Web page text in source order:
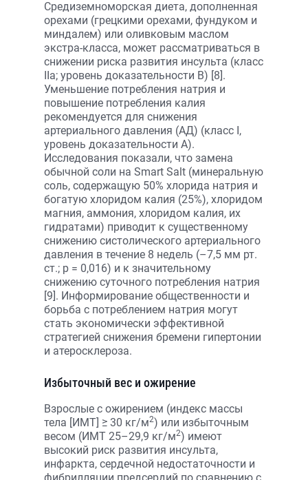
Средиземноморская диета, дополненная
орехами (грецкими орехами, фундуком и
миндалем) или оливковым маслом
экстра-класса, может рассматриваться в
снижении риска развития инсульта (класс
IIa; уровень доказательности B) [8].
Уменьшение потребления натрия и
повышение потребления калия
рекомендуется для снижения
артериального давления (АД) (класс I,
уровень доказательности A).
Исследования показали, что замена
обычной соли на Smart Salt (минеральную
соль, содержащую 50% хлорида натрия и
богатую хлоридом калия (25%), хлоридом
магния, аммония, хлоридом калия, их
гидратами) приводит к существенному
снижению систолического артериального
давления в течение 8 недель (–7,5 мм рт.
ст.; р = 0,016) и к значительному
снижению суточного потребления натрия
[9]. Информирование общественности и
борьба с потреблением натрия могут
стать экономически эффективной
стратегией снижения бремени гипертонии
и атеросклероза.
Избыточный вес и ожирение
Взрослые с ожирением (индекс массы
тела [ИМТ] ≥ 30 кг/м2) или избыточным
весом (ИМТ 25–29,9 кг/м2) имеют
высокий риск развития инсульта,
инфаркта, сердечной недостаточности и